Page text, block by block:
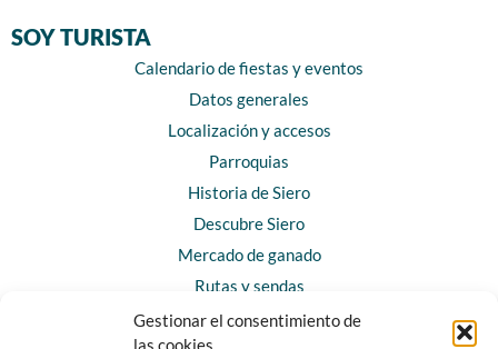
Gestionar el consentimiento de
las cookies
SOY TURISTA
Calendario de fiestas y eventos
Datos generales
Localización y accesos
Parroquias
Historia de Siero
Descubre Siero
Mercado de ganado
Rutas y sendas